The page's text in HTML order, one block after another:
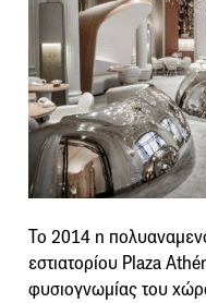
Το 2014 η
εστιατορίου Plaza
φυσιογνωμίας του